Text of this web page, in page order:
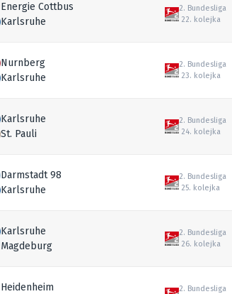
Energie Cottbus
Karlsruhe
2. Bundesliga
22. kolejka
Nurnberg
Karlsruhe
2. Bundesliga
23. kolejka
Karlsruhe
St. Pauli
2. Bundesliga
24. kolejka
Darmstadt 98
Karlsruhe
2. Bundesliga
25. kolejka
Karlsruhe
Magdeburg
2. Bundesliga
26. kolejka
Heidenheim
2. Bundesliga